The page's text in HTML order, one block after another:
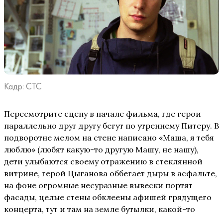
Кадр: СТС
Пересмотрите сцену в начале фильма, где герои
параллельно друг другу бегут по утреннему Питеру. В
подворотне мелом на стене написано «Маша, я тебя
люблю» (любят какую-то другую Машу, не нашу),
дети улыбаются своему отражению в стеклянной
витрине, герой Цыганова оббегает дыры в асфальте,
на фоне огромные несуразные вывески портят
фасады, целые стены обклеены афишей грядущего
концерта, тут и там на земле бутылки, какой-то